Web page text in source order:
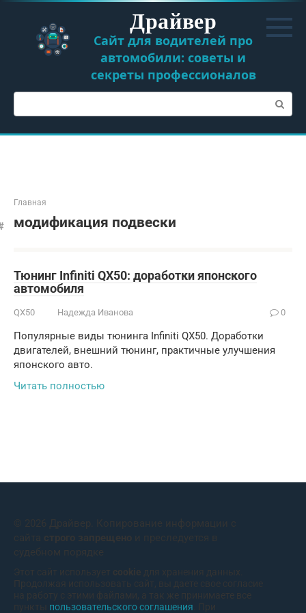
Перейти
контенту
Драйвер
Сайт для водителей про
автомобили: советы и
секреты профессионалов
Поиск:
Главная
модификация подвески
Тюнинг Infiniti QX50: доработки японского
автомобиля
QX50 Надежда Иванова 0
Популярные виды тюнинга Infiniti QX50. Доработки
двигателей, внешний тюнинг, практичные улучшения
японского авто.
Читать полностью
© 2026 Драйвер. Копирование информации с
сайта строго запрещено и преследуется в
судебном порядке
Этот сайт использует cookie для хранения данных.
Продолжая использовать сайт, вы даете свое согласие
на работу с этими файлами, а так же принимаете все
пункты пользовательского соглашения . При